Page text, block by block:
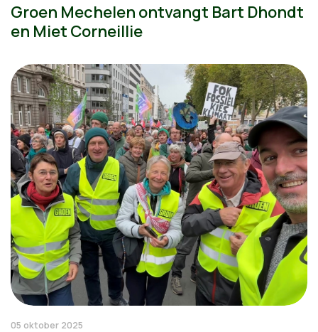
Groen Mechelen ontvangt Bart Dhondt
en Miet Corneillie
05 oktober 2025